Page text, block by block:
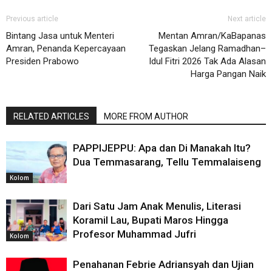
Previous article
Bintang Jasa untuk Menteri
Amran, Penanda Kepercayaan
Presiden Prabowo
Next article
Mentan Amran/KaBapanas
Tegaskan Jelang Ramadhan–
Idul Fitri 2026 Tak Ada Alasan
Harga Pangan Naik
RELATED ARTICLES MORE FROM AUTHOR
Kolom
PAPPIJEPPU: Apa dan Di Manakah Itu?
Dua Temmasarang, Tellu Temmalaiseng
Kolom
Dari Satu Jam Anak Menulis, Literasi
Koramil Lau, Bupati Maros Hingga
Profesor Muhammad Jufri
Penahanan Febrie Adriansyah dan Ujian